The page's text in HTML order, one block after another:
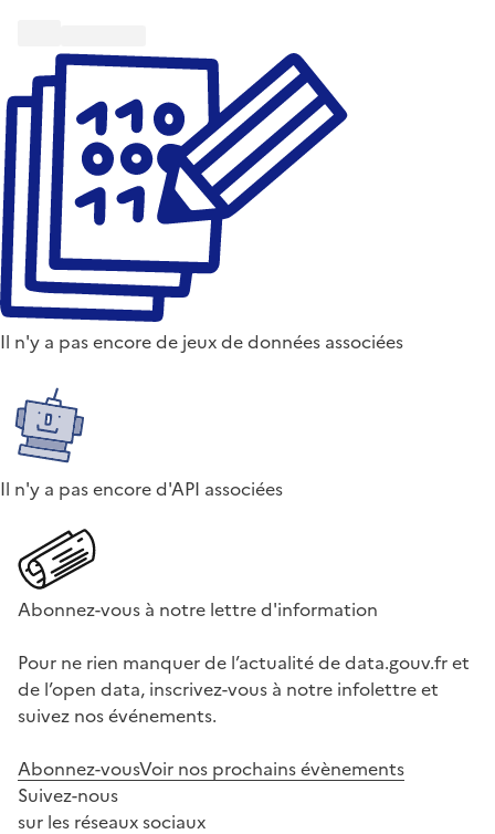
Il n'y a pas encore de jeux de données associées
Il n'y a pas encore d'API associées
Abonnez-vous à notre lettre d'information
Pour ne rien manquer de l’actualité de data.gouv.fr et
de l’open data, inscrivez-vous à notre infolettre et
suivez nos événements.
Abonnez-vousVoir nos prochains évènements
Suivez-nous
sur les réseaux sociaux